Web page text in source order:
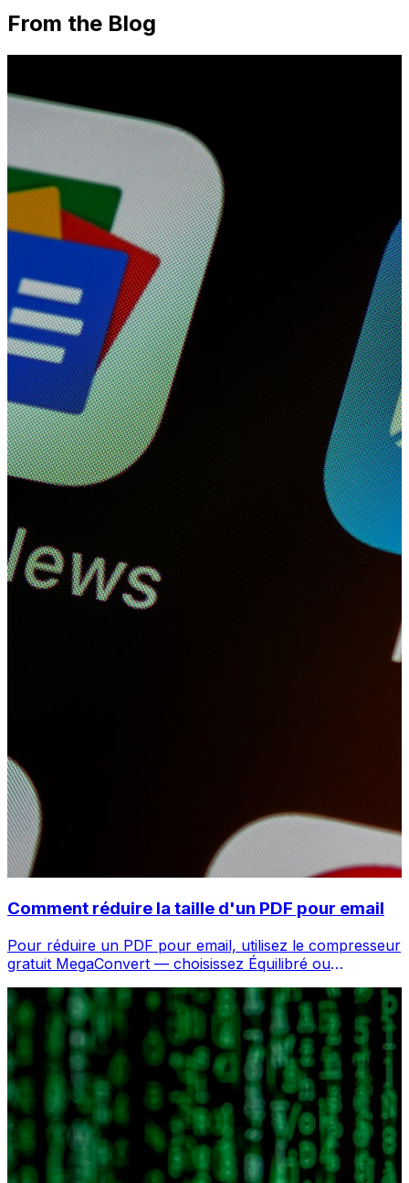
From the Blog
Comment réduire la taille d'un PDF pour email
Pour réduire un PDF pour email, utilisez le compresseur
gratuit MegaConvert — choisissez Équilibré ou